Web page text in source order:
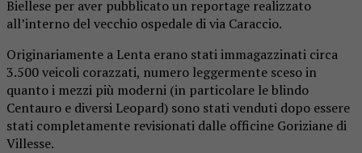
Biellese per aver pubblicato un reportage realizzato
all’interno del vecchio ospedale di via Caraccio.
Originariamente a Lenta erano stati immagazzinati circa
3.500 veicoli corazzati, numero leggermente sceso in
quanto i mezzi più moderni (in particolare le blindo
Centauro e diversi Leopard) sono stati venduti dopo essere
stati completamente revisionati dalle officine Goriziane di
Villesse.